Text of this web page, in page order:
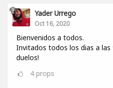
Yader Urrego
Oct 16, 2020
Bienvenidos a todos.
Invitados todos los dias a las
duelos!
4 props